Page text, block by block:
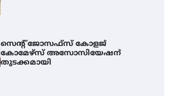
സെന്റ് ജോസഫ്സ് കോളജ്
കോമേഴ്‌സ് അസോസിയേഷന്
തുടക്കമായി